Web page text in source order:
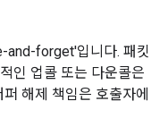
and-forget'입니다. 패킷
인 업콜 또는 다운콜은
해제 책임은 호출자에